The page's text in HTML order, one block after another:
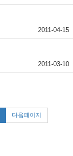
2011-04-15
2011-03-10
다음페이지